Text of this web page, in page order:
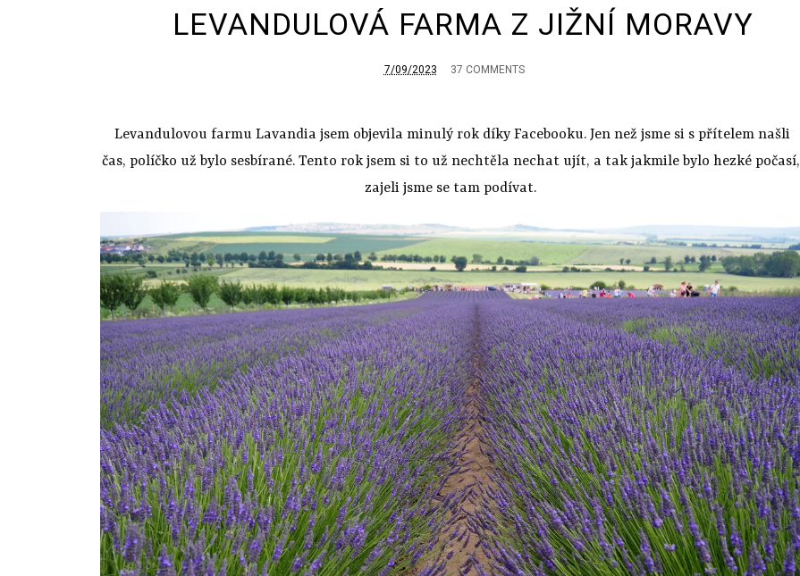
LEVANDULOVÁ FARMA Z JIŽNÍ MORAVY
7/09/2023 37 COMMENTS
Levandulovou farmu Lavandia jsem objevila minulý rok díky Facebooku. Jen než jsme si s přítelem našli
čas, políčko už bylo sesbírané. Tento rok jsem si to už nechtěla nechat ujít, a tak jakmile bylo hezké počasí,
zajeli jsme se tam podívat.